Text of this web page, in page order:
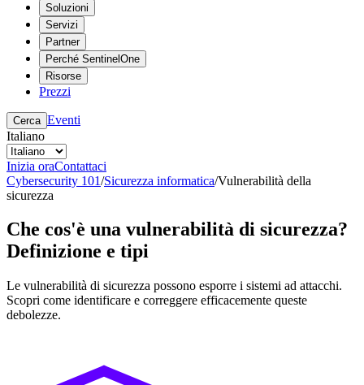
Soluzioni
Servizi
Partner
Perché SentinelOne
Risorse
Prezzi
Cerca Eventi
Italiano
Inizia oraContattaci
Cybersecurity 101/Sicurezza informatica/Vulnerabilità della
sicurezza
Che cos'è una vulnerabilità di sicurezza?
Definizione e tipi
Le vulnerabilità di sicurezza possono esporre i sistemi ad attacchi.
Scopri come identificare e correggere efficacemente queste
debolezze.